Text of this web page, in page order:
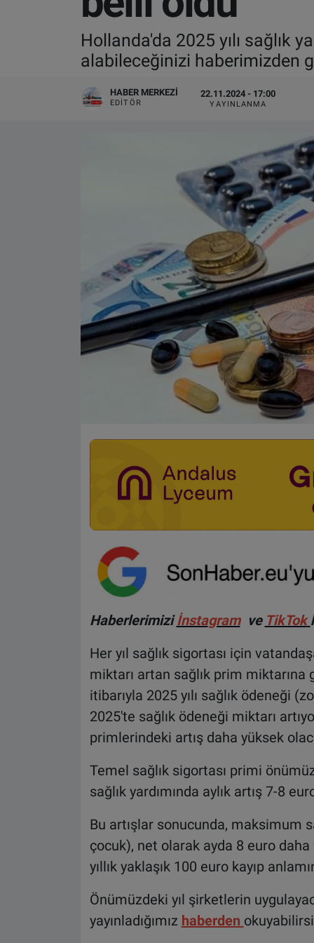
Hollanda'da 2025 yılı sağlık
alabileceğinizi haberimizden
HABER MERKEZI
EDITÖR
22.11.2024 - 17:00
YAYINLANMA
Haberlerimiziİnstagram ve TikTok
Her yıl sağlık sigortası için
miktarı artan sağlık prim
itibarıyla 2025 yılı sağlık ödeneği
2025'te sağlık ödeneği miktarı
primlerindeki artış daha yüksek
Temel sağlık sigortası primi
sağlık yardımında aylık artış 7-8
Bu artışlar sonucunda, maksimum
çocuk), net olarak ayda 8 euro
yıllık yaklaşık 100 euro kayıp
Önümüzdeki yıl şirketlerin
yayınladığımız haberden
ALGEMENE VOORWAARDEN
CONTACT